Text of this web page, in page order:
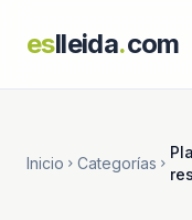
eslleida.com
Inicio chevron_right Categorías chevron_right